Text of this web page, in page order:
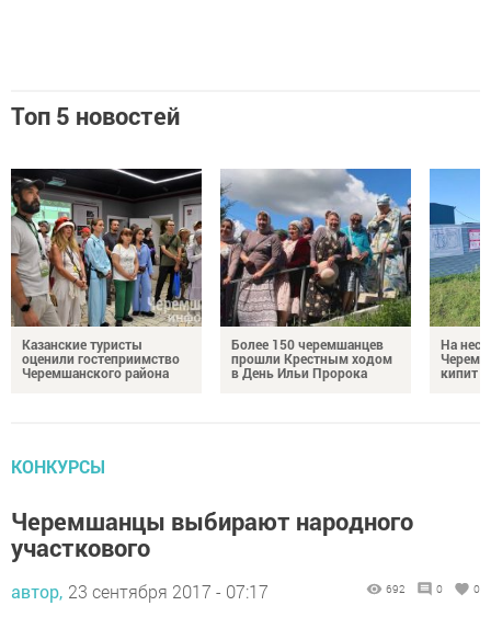
Топ 5 новостей
Казанские туристы
оценили гостеприимство
Черемшанского района
Более 150 черемшанцев
прошли Крестным ходом
в День Ильи Пророка
На
кипит
КОНКУРСЫ
Черемшанцы выбирают народного
участкового
автор, 23 сентября 2017 - 07:17 692 0 0